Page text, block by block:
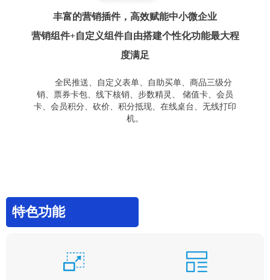
丰富的营销插件，高效赋能中小微企业
营销组件+自定义组件自由搭建个性化功能最大程
度满足
全民推送、自定义表单、自助买单、商品三级分
销、票券卡包、线下核销、步数精灵、 储值卡、会员
卡、会员积分、砍价、积分抵现、在线桌台、无线打印
机。
特色功能